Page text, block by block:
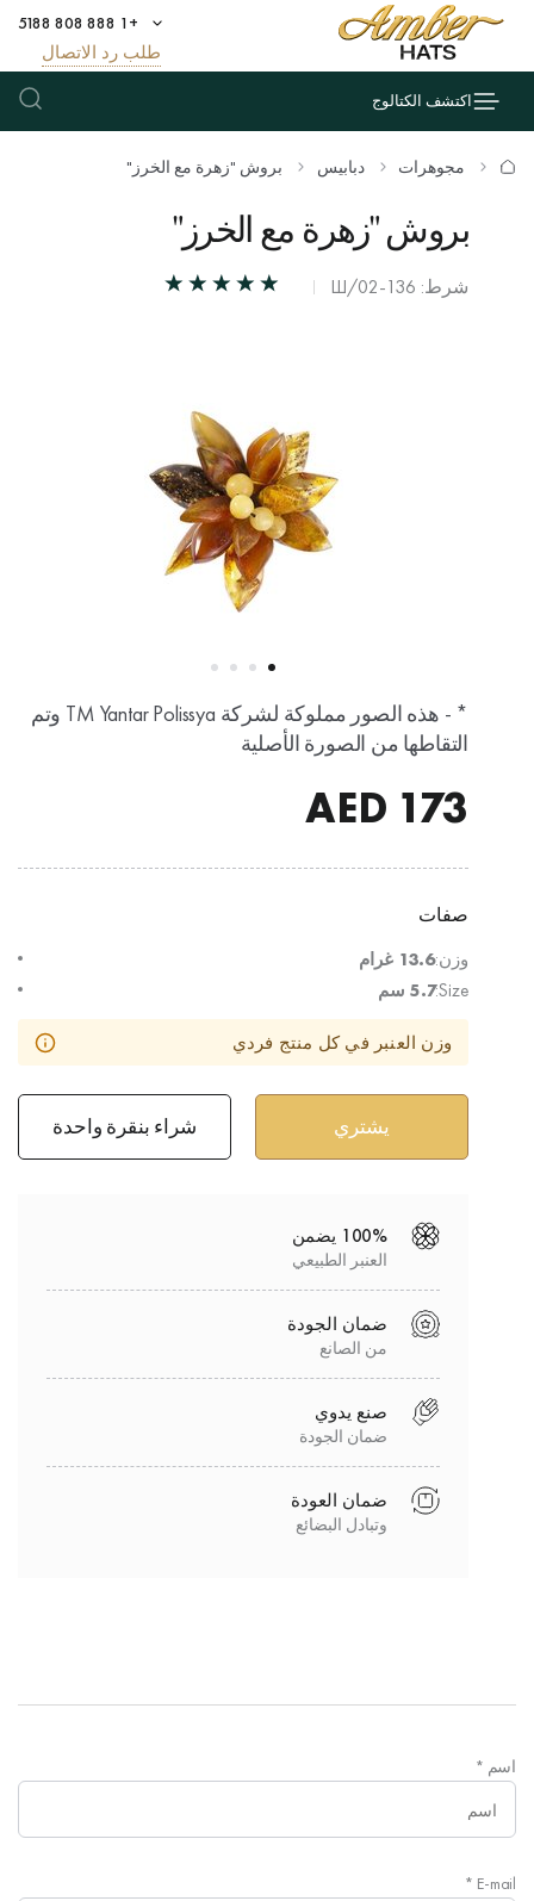
+1 888 808 5188
طلب رد الاتصال
اكتشف الكتالوج
مجوهرات دبابيس بروش "زهرة مع الخرز"
بروش "زهرة مع الخرز"
شرط: Ш/02-136
* - هذه الصور مملوكة لشركة TM Yantar Polissya وتم
التقاطها من الصورة الأصلية
173
صفات
وزن:13.6 غرام
Size:5.7 سم
وزن العنبر في كل منتج فردي
شراء بنقرة واحدة
100% يضمن
العنبر الطبيعي
ضمان الجودة
من الصانع
صنع يدوي
ضمان الجودة
ضمان العودة
وتبادل البضائع
اسم *
E-mail
*